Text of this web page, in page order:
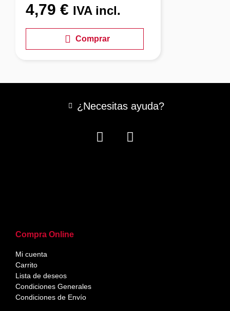
4,79 € IVA incl.
Comprar
Compra Online
Mi cuenta
Carrito
Lista de deseos
Condiciones Generales
Condiciones de Envío
¿Necesitas ayuda?